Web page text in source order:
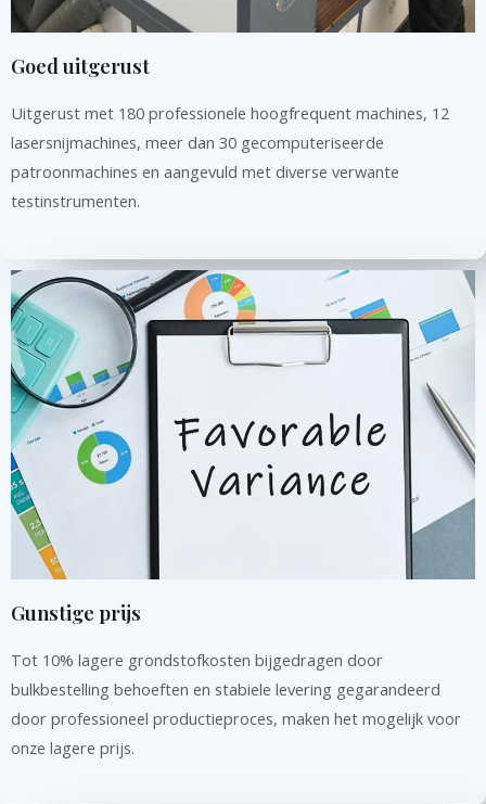
Goed uitgerust
Uitgerust met 180 professionele hoogfrequent machines, 12
lasersnijmachines, meer dan 30 gecomputeriseerde
patroonmachines en aangevuld met diverse verwante
testinstrumenten.
Gunstige prijs
Tot 10% lagere grondstofkosten bijgedragen door
bulkbestelling behoeften en stabiele levering gegarandeerd
door professioneel productieproces, maken het mogelijk voor
onze lagere prijs.